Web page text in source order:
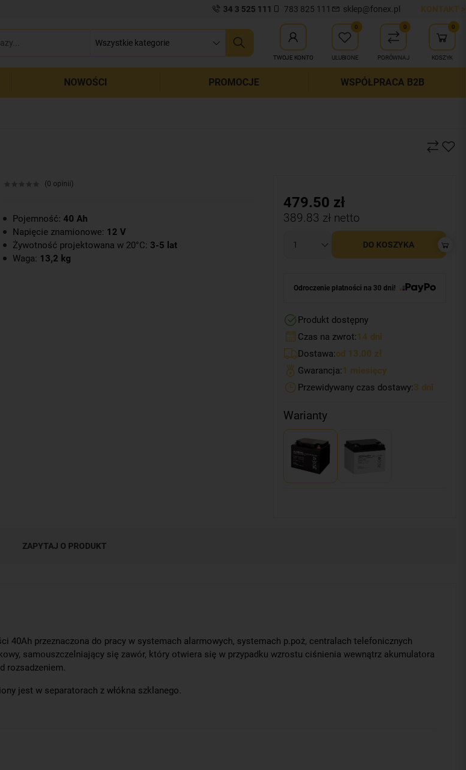
34 3 525 111 783 825 111 sklep@fonex.pl KONTAKT >
zamknij wyszukiwanie
TWOJE KONTO
0
ULUBIONE
0
PORÓWNAJ
0
KOSZYK
NOWOŚCI PROMOCJE WSPÓŁPRACA B2B
(0 opinii)
Pojemność: 40 Ah
Napięcie znamionowe: 12 V
Żywotność projektowana w 20°C: 3-5 lat
Waga: 13,2 kg
479.50 zł
389.83 zł netto
DO KOSZYKA
Odroczenie płatności na 30 dni!
Produkt dostępny
Czas na zwrot:14 dni
Dostawa:od 13.00 zł
Gwarancja:1 miesięcy
Przewidywany czas dostawy:3 dni
Warianty
ZAPYTAJ O PRODUKT
40Ah przeznaczona do pracy w systemach alarmowych, systemach p.poż, centralach telefonicznych
samouszczelniający się zawór, który otwiera się w przypadku wzrostu ciśnienia wewnątrz akumulatora
rozsadzeniem.
jest w separatorach z włókna szklanego.